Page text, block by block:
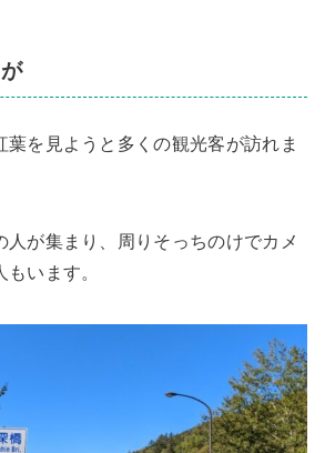
葉を見ようと多くの観光客が訪れま
人が集まり、周りそっちのけでカメ
います。